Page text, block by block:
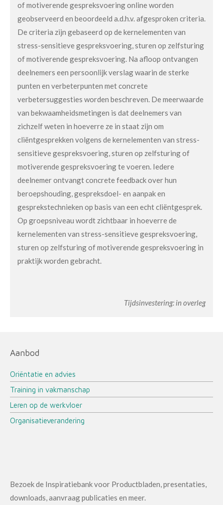
of motiverende gespreksvoering online worden
geobserveerd en beoordeeld a.d.h.v. afgesproken criteria.
De criteria zijn gebaseerd op de kernelementen van
stress-sensitieve gespreksvoering, sturen op zelfsturing
of motiverende gespreksvoering. Na afloop ontvangen
deelnemers een persoonlijk verslag waarin de sterke
punten en verbeterpunten met concrete
verbetersuggesties worden beschreven. De meerwaarde
van bekwaamheidsmetingen is dat deelnemers van
zichzelf weten in hoeverre ze in staat zijn om
cliëntgesprekken volgens de kernelementen van stress-
sensitieve gespreksvoering, sturen op zelfsturing of
motiverende gespreksvoering te voeren. Iedere
deelnemer ontvangt concrete feedback over hun
beroepshouding, gespreksdoel- en aanpak en
gesprekstechnieken op basis van een echt cliëntgesprek.
Op groepsniveau wordt zichtbaar in hoeverre de
kernelementen van stress-sensitieve gespreksvoering,
sturen op zelfsturing of motiverende gespreksvoering in
praktijk worden gebracht.
Tijdsinvestering: in overleg
Aanbod
Oriëntatie en advies
Training in vakmanschap
Leren op de werkvloer
Organisatieverandering
Bezoek de Inspiratiebank voor Productbladen, presentaties,
downloads, aanvraag publicaties en meer.